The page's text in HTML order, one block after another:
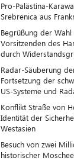
Pro-Palästina-
Srebrenica aus
Begrüßung der Wahl
Vorsitzenden des
durch
Radar-Säuberung
Fortsetzung der
US-Systeme und
Konflikt Straße von
Identität der
Westasien
Besuch von zwei
historischer